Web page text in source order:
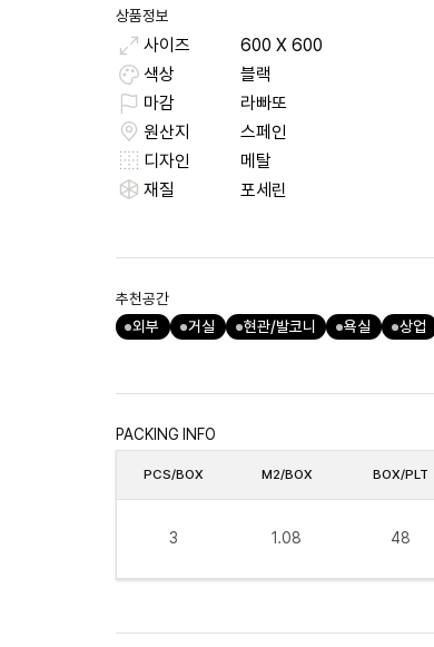
상품정보
사이즈 600 X600
색상
블랙
마감
라빠또
원산지
스페인
디자인
메탈
재질
포세린
추천공간
외부
거실 현관/발코니 욕실 상업
PACKING INFO
PCS/BOX
3
M2/BOX
1.08
BOX/PLT
48